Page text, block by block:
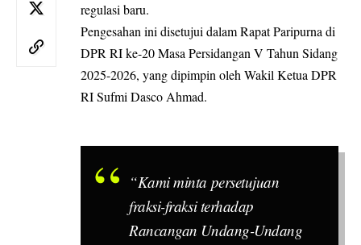
regulasi baru.
Pengesahan ini disetujui dalam RapatParipurnadi
DPR RI ke-20 Masa Persidangan V Tahun Sidang
2025-2026, yang dipimpin oleh Wakil Ketua DPR
RISufmi Dasco Ahmad.
“Kami minta persetujuan
fraksi-fraksi terhadap
Rancangan Undang-Undang